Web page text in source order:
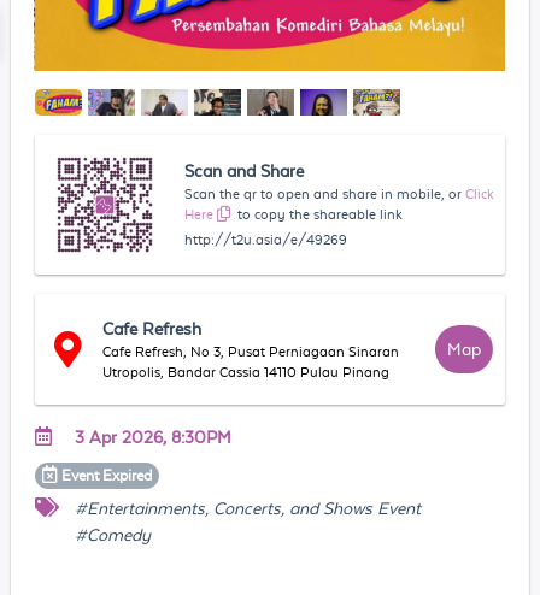
Scan and Share
Scan the qr to open and share in mobile, or Click
Here
to copy the shareable link
http://t2u.asia/e/49269
Cafe Refresh
Cafe Refresh, No 3, Pusat Perniagaan Sinaran
Utropolis, Bandar Cassia 14110 Pulau Pinang
Map
3 Apr 2026, 8:30PM
Event Expired
#Entertainments, Concerts, and Shows Event
#Comedy